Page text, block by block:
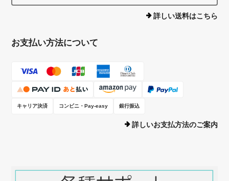
2026/01/09
20年以上前から幾度か購入しているZIZZのバッグ、久方ぶりに手にし
てもやはりしっかりした厚みと丁寧な縫製、肩紐のデザインやDカン
の位置など、繊細かつ実用的な細工が施されていて大満足の逸品でし
た。
とうございます。ZIZZの信念を貫いて
詳しい送料はこちら
お支払い方法について
キャリア決済 コンビニ・Pay-easy 銀行振込
詳しいお支払方法のご案内